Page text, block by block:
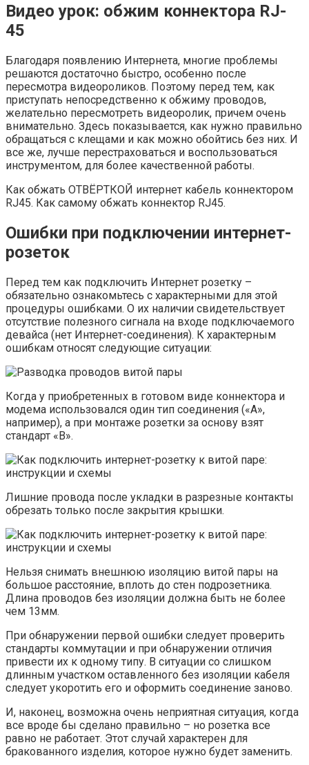
Видео урок: обжим коннектора RJ-
45
Благодаря появлению Интернета, многие проблемы
решаются достаточно быстро, особенно после
пересмотра видеороликов. Поэтому перед тем, как
приступать непосредственно к обжиму проводов,
желательно пересмотреть видеоролик, причем очень
внимательно. Здесь показывается, как нужно правильно
обращаться с клещами и как можно обойтись без них. И
все же, лучше перестраховаться и воспользоваться
инструментом, для более качественной работы.
Как обжать ОТВЁРТКОЙ интернет кабель коннектором
RJ45. Как самому обжать коннектор RJ45.
Ошибки при подключении интернет-
розеток
Перед тем как подключить Интернет розетку –
обязательно ознакомьтесь с характерными для этой
процедуры ошибками. О их наличии свидетельствует
отсутствие полезного сигнала на входе подключаемого
девайса (нет Интернет-соединения). К характерным
ошибкам относят следующие ситуации:
Когда у приобретенных в готовом виде коннектора и
модема использовался один тип соединения («А»,
например), а при монтаже розетки за основу взят
стандарт «В».
Лишние провода после укладки в разрезные контакты
обрезать только после закрытия крышки.
Нельзя снимать внешнюю изоляцию витой пары на
большое расстояние, вплоть до стен подрозетника.
Длина проводов без изоляции должна быть не более
чем 13мм.
При обнаружении первой ошибки следует проверить
стандарты коммутации и при обнаружении отличия
привести их к одному типу. В ситуации со слишком
длинным участком оставленного без изоляции кабеля
следует укоротить его и оформить соединение заново.
И, наконец, возможна очень неприятная ситуация, когда
все вроде бы сделано правильно – но розетка все
равно не работает. Этот случай характерен для
бракованного изделия, которое нужно будет заменить.